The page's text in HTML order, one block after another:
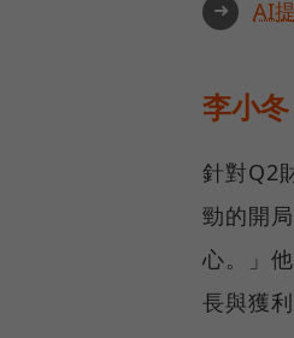
➜ AI
李小
針對Q2
勁的開
心。」
長與獲